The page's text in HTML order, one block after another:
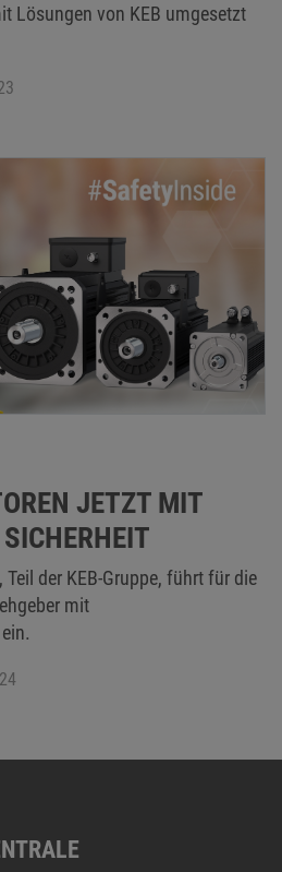
Lösungen von KEB umgesetzt
JETZT MIT
der KEB-Gruppe, führt für die
mit